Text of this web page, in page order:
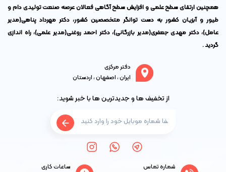
همچنین ارتقای سطح علمی و افزایش سطح آگاهی فعالان عرصه صنعت تولیدی دام و
طیور و آبزیان کشور به دست توانگر متخصصین کشور، دکتر مهرداد پناهی(مدیر
عامل)،دکتر مهدی جعفری(مدیر بازرگانی)،دکتر احمد روغنی(مدیر علمی)، راه اندازی
گردید .
شماره تماس ساعات کاری
دفتر مرکزی
ایران ، اصفهان ، اردستان
از تخفیف ها و جدیدترین ها با خبر شوید: